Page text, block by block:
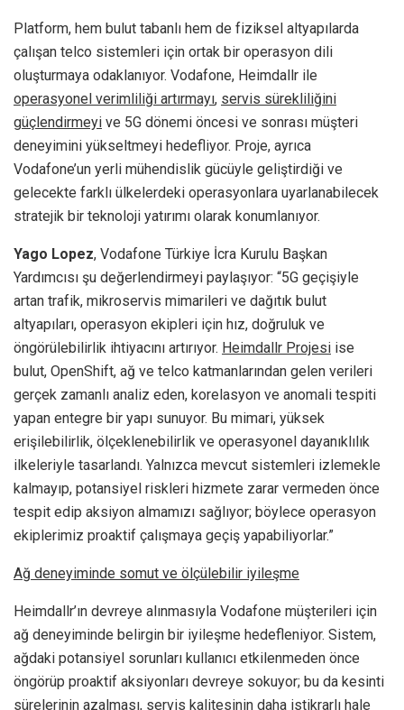
Platform, hem bulut tabanlı hem de fiziksel altyapılarda
çalışan telco sistemleri için ortak bir operasyon dili
oluşturmaya odaklanıyor. Vodafone, Heimdallr ile
operasyonel verimliliği artırmayı, servis sürekliliğini
güçlendirmeyi ve 5G dönemi öncesi ve sonrası müşteri
deneyimini yükseltmeyi hedefliyor. Proje, ayrıca
Vodafone’un yerli mühendislik gücüyle geliştirdiği ve
gelecekte farklı ülkelerdeki operasyonlara uyarlanabilecek
stratejik bir teknoloji yatırımı olarak konumlanıyor.
Yago Lopez, Vodafone Türkiye İcra Kurulu Başkan
Yardımcısı şu değerlendirmeyi paylaşıyor: “5G geçişiyle
artan trafik, mikroservis mimarileri ve dağıtık bulut
altyapıları, operasyon ekipleri için hız, doğruluk ve
öngörülebilirlik ihtiyacını artırıyor. Heimdallr Projesi ise
bulut, OpenShift, ağ ve telco katmanlarından gelen verileri
gerçek zamanlı analiz eden, korelasyon ve anomali tespiti
yapan entegre bir yapı sunuyor. Bu mimari, yüksek
erişilebilirlik, ölçeklenebilirlik ve operasyonel dayanıklılık
ilkeleriyle tasarlandı. Yalnızca mevcut sistemleri izlemekle
kalmayıp, potansiyel riskleri hizmete zarar vermeden önce
tespit edip aksiyon almamızı sağlıyor; böylece operasyon
ekiplerimiz proaktif çalışmaya geçiş yapabiliyorlar.”
Ağ deneyiminde somut ve ölçülebilir iyileşme
Heimdallr’ın devreye alınmasıyla Vodafone müşterileri için
ağ deneyiminde belirgin bir iyileşme hedefleniyor. Sistem,
ağdaki potansiyel sorunları kullanıcı etkilenmeden önce
öngörüp proaktif aksiyonları devreye sokuyor; bu da kesinti
sürelerinin azalması, servis kalitesinin daha istikrarlı hale